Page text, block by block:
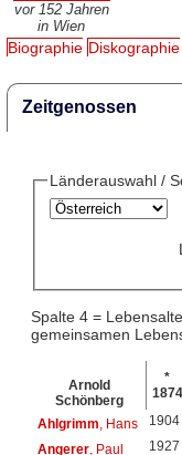
vor 152 Jahren
in Wien
Biographie Diskographie
Zeitgenossen
Länderauswahl /
Spalte 4 =
gemeinsamen
Arnold
Schönberg
*
1874
Ahlgrimm , Hans 1904
Angerer, Paul 1927